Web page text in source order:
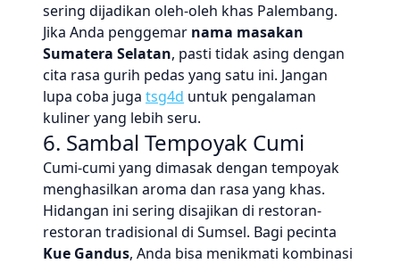
sering dijadikan oleh-oleh khas Palembang.
Jika Anda penggemar nama masakan
Sumatera Selatan, pasti tidak asing dengan
cita rasa gurih pedas yang satu ini. Jangan
lupa coba juga tsg4d untuk pengalaman
kuliner yang lebih seru.
6. Sambal Tempoyak Cumi
Cumi-cumi yang dimasak dengan tempoyak
menghasilkan aroma dan rasa yang khas.
Hidangan ini sering disajikan di restoran-
restoran tradisional di Sumsel. Bagi pecinta
Kue Gandus, Anda bisa menikmati kombinasi